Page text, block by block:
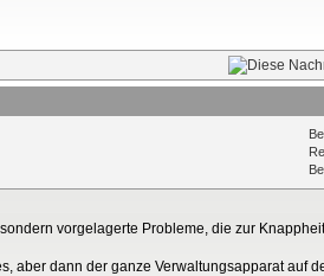
vorgelagerte Probleme, die zur
aber dann der ganze Verwaltungsapparat auf